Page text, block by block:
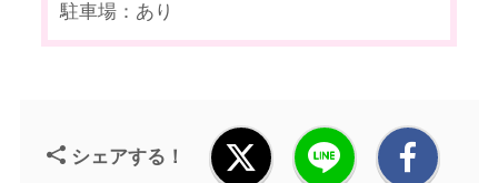
駐車場：あり
シェアする！